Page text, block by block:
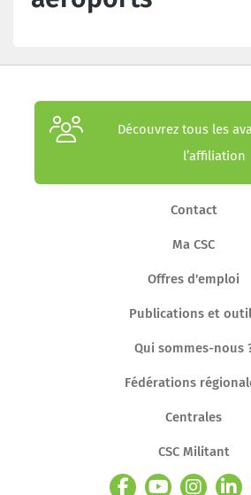
Découvrez tous les
l’affiliation
Contact
Ma CSC
Offres d'emploi
Publications et
Qui sommes-nous
Fédérations
Centrales
CSC Militant